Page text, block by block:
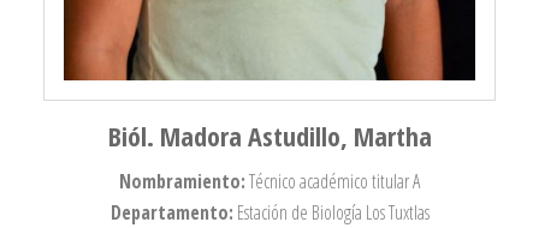
Biól. Madora Astudillo, Martha
Nombramiento:Técnico académico titular A
Departamento: Estación de Biología Los Tuxtlas